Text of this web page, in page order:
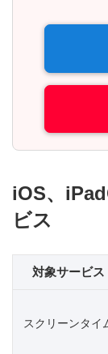
iOS、
ビス
対象サービス
スクリーンタイ